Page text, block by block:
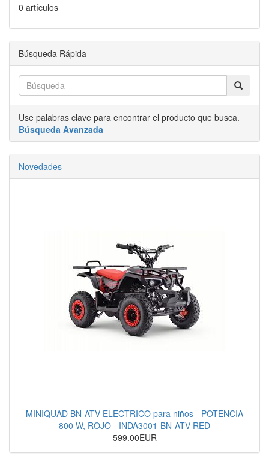
0 artículos
Búsqueda Rápida
Use palabras clave para encontrar el producto que busca.
Búsqueda Avanzada
Novedades
MINIQUAD BN-ATV ELECTRICO para niños - POTENCIA
800 W, ROJO - INDA3001-BN-ATV-RED
599.00EUR